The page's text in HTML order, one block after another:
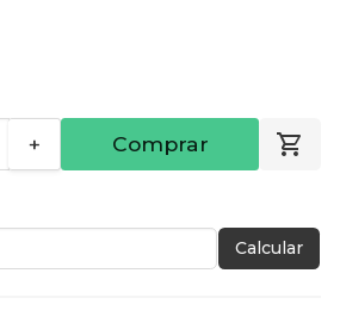
+ Comprar
Calcular